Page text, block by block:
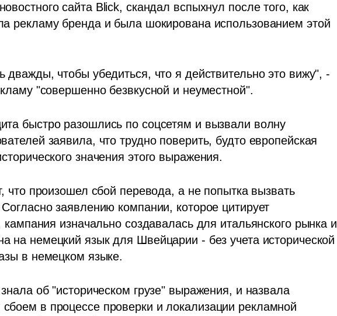
сайта Blick, скандал вспыхнул после того, как
рекламу бренда и была шокирована использованием этой
чтобы убедиться, что я действительно это вижу", -
"совершенно безвкусной и неуместной".
быстро разошлись по соцсетям и вызвали волну
заявила, что трудно поверить, будто европейская
значения этого выражения.
что произошел сбой перевода, а не попытка вызвать
заявлению компании, которое цитирует
изначально создавалась для итальянского рынка и
на немецкий язык для Швейцарии - без учета исторической
в немецком языке.
об "историческом грузе" выражения, и назвала
в процессе проверки и локализации рекламной